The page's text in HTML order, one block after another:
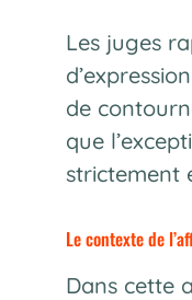
Les juges
de
que
strictement
Le contexte de
Dans cette